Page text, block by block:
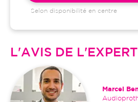
Selon disponibilité en centre
L'AVIS DE L'EXPERT
Marcel